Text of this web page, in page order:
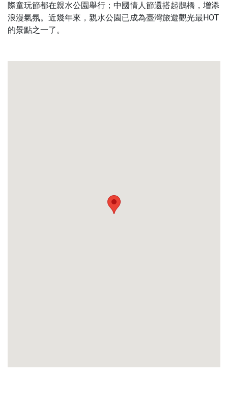
際童玩節都在親水公園舉行；中國情人節還搭起鵲橋，增添
浪漫氣氛。近幾年來，親水公園已成為臺灣旅遊觀光最HOT
的景點之一了。